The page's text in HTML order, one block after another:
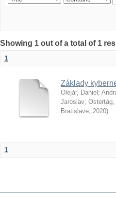
Showing 1 out of a total of 1
1
Základy
Olejár, Daniel ;
Jaroslav; Ostertág,
Bratislave, 2020)
1